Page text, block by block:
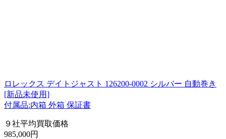
ロレックス デイトジャスト 126200-0002 シルバー 自動巻き
[新品未使用]
付属品:内箱 外箱 保証書
９社平均買取価格
985,000円